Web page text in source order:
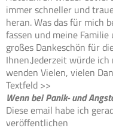
immer schneller und
heran. Was das für mich
fassen und meine
großes Dankeschön für
Ihnen.Jederzeit würde
wenden Vielen, vielen
Textfeld >>
Wenn bei Panik- und
Diese email habe ich
veröffentlichen